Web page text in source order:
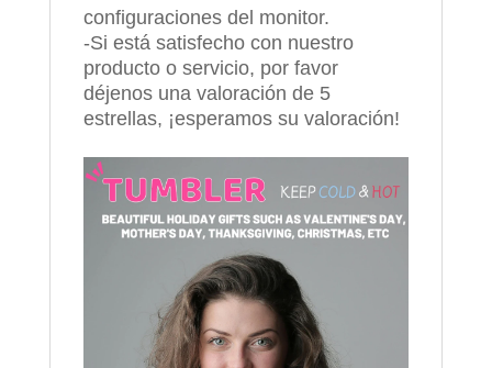
configuraciones del monitor.
-Si está satisfecho con nuestro
producto o servicio, por favor
déjenos una valoración de 5
estrellas, ¡esperamos su valoración!